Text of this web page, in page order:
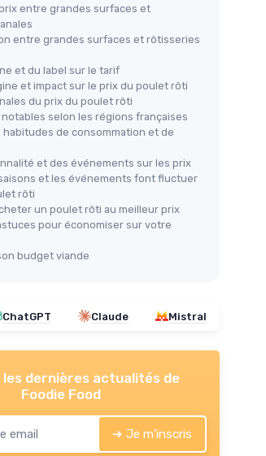
LOUISE
Korma Paul & Louise 300g
Prêt en 2 min
100% viande origine France
Facile à préparer
entre grandes surfaces et
entre grandes surfaces et rôtisseries
et du label sur le tarif
et impact sur le prix du poulet rôti
du prix du poulet rôti
selon les régions françaises
habitudes de consommation et de
et des événements sur les prix
et les événements font fluctuer
rôti
un poulet rôti au meilleur prix
pour économiser sur votre
budget viande
ChatGPT Claude Mistral
les dernières actualités de
Foodie Food
➔ Je m'inscris